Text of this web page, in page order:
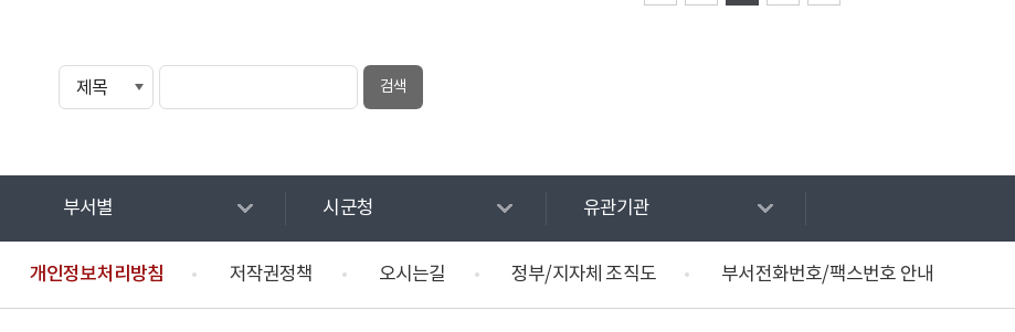
부서별 시군청 유관기관
개인정보처리방침 저작권정책 오시는길 정부/지자체 조직도 부서전화번호/팩스번호 안내